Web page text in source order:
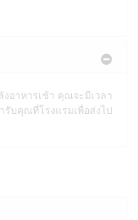
อาหารเช้า คุณจะมีเวลา
รับคุณที่โรงแรมเพื่อส่งไป